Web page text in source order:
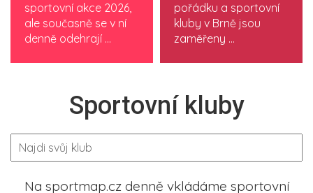
sportovní akce 2026,
ale současně se v ní
denně odehrají ...
pořádku a sportovní
kluby v Brně jsou
zaměřeny ...
Sportovní kluby
Na sportmap.cz denně vkládáme sportovní